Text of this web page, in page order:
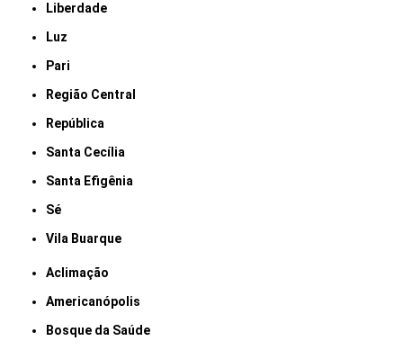
Liberdade
Luz
Pari
Região Central
República
Santa Cecília
Santa Efigênia
Sé
Vila Buarque
Aclimação
Americanópolis
Bosque da Saúde